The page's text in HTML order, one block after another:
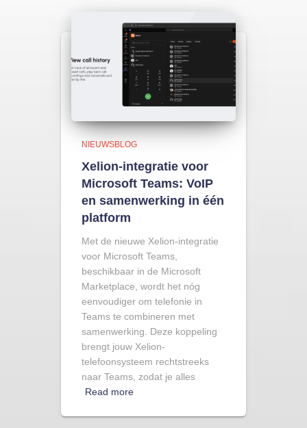
NIEUWSBLOG
Xelion-integratie voor
Microsoft Teams: VoIP
en samenwerking in één
platform
Met de nieuwe Xelion-integratie
voor Microsoft Teams,
beschikbaar in de Microsoft
Marketplace, wordt het nóg
eenvoudiger om telefonie in
Teams te combineren met
samenwerking. Deze koppeling
brengt jouw Xelion-
telefoonsysteem rechtstreeks
naar Teams, zodat je alles
Read more